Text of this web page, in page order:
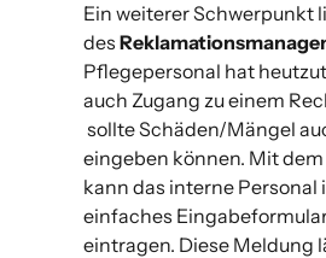
Ein weiterer Schwerpunkt
des
Pflegepersonal hat
auch Zugang zu einem
sollte Schäden/Mängel
eingeben können. Mit
kann das interne Personal
einfaches
eintragen. Diese Meldung